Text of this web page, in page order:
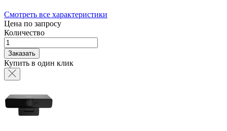
Смотреть все характеристики
Цена по запросу
Количество
Заказать
Купить в один клик